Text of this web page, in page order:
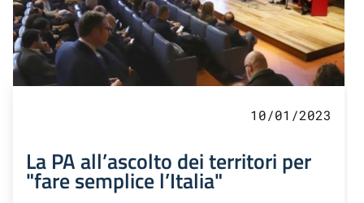
10/01/2023
La PA all’ascolto dei territori per
"fare semplice l’Italia"